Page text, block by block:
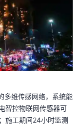
多维传感网络，系统能
智控物联网传感器可
施工期间24小时监测